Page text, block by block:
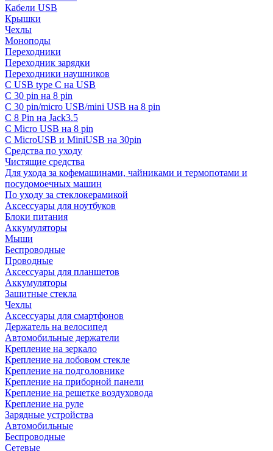
Кабели USB
Крышки
Чехлы
Моноподы
Переходники
Переходник зарядки
Переходники наушников
С USB type C на USB
С 30 pin на 8 pin
С 30 pin/micro USB/mini USB на 8 pin
С 8 Pin на Jack3.5
С Micro USB на 8 pin
С MicroUSB и MiniUSB на 30pin
Средства по уходу
Чистящие средства
Для ухода за кофемашинами, чайниками и термопотами и
посудомоечных машин
По уходу за стеклокерамикой
Аксессуары для ноутбуков
Блоки питания
Аккумуляторы
Мыши
Беспроводные
Проводные
Аксессуары для планшетов
Аккумуляторы
Защитные стекла
Чехлы
Аксессуары для смартфонов
Держатель на велосипед
Автомобильные держатели
Крепление на зеркало
Крепление на лобовом стекле
Крепление на подголовнике
Крепление на приборной панели
Крепление на решетке воздуховода
Крепление на руле
Зарядные устройства
Автомобильные
Беспроводные
Сетевые